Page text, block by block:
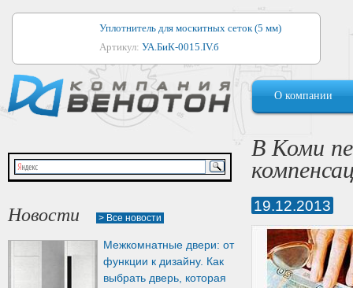
Уплотнитель для москитных сеток (5 мм)
Артикул: УА.БиК-0015.IV.б
Уплотнитель для алюминиевых окон
Артикул:1044
Уплотнитель для деревянных окон
Артикул:УМ.БиК-0062.IV.б
Уплотнитель лоджиевый для (4, 5, 6 мм)
Артикул:
О компании
Новости > Все новости
Межкомнатные двери: от
функции к дизайну. Как
выбрать дверь, которая
В Коми
19.12.2013